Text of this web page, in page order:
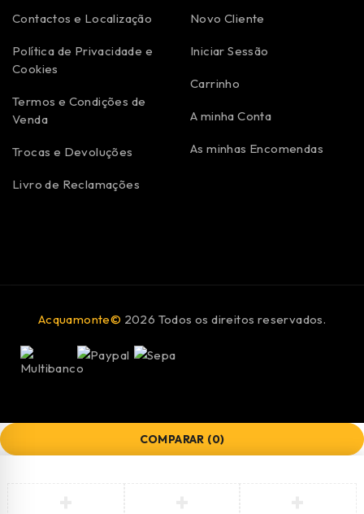
Contactos e Localização
Política de Privacidade e
Cookies
Termos e Condições de
Venda
Trocas e Devoluções
Livro de Reclamações
Novo Cliente
Iniciar Sessão
Carrinho
A minha Conta
As minhas Encomendas
Acquamonte© 2026 Todos os direitos reservados.
COMPARAR (0)